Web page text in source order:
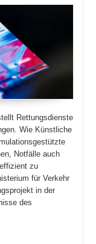
Rettungsdienste
Wie Künstliche
Notfälle auch
zu
für Verkehr
in der
des